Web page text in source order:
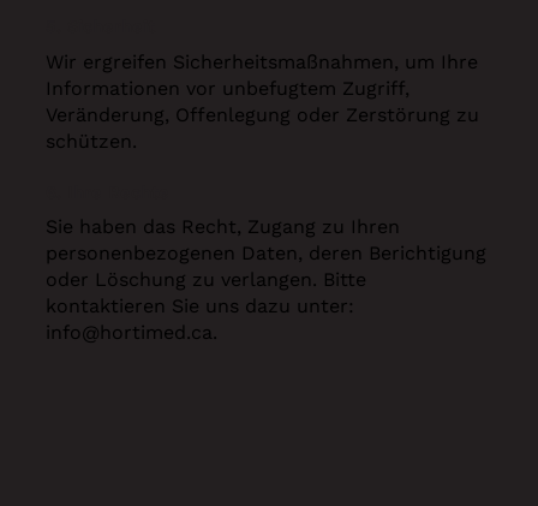
Wir ergreifen Sicherheitsmaßnahmen, um Ihre
Informationen vor unbefugtem Zugriff,
Veränderung, Offenlegung oder Zerstörung zu
schützen.
Sie haben das Recht, Zugang zu Ihren
personenbezogenen Daten, deren Berichtigung
oder Löschung zu verlangen. Bitte
kontaktieren Sie uns dazu unter:
info@hortimed.ca.